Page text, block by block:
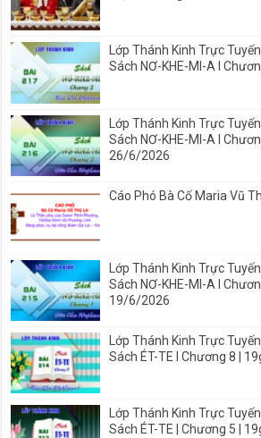
Lớp Thánh Kinh Trực
Sách NƠ-KHE-MI-A I
Lớp Thánh Kinh Trực
Sách NƠ-KHE-MI-A I
26/6/2026
Cáo Phó Bà Cố Maria Vũ
Lớp Thánh Kinh Trực
Sách NƠ-KHE-MI-A I
19/6/2026
Lớp Thánh Kinh Trực
Sách ÉT-TE I Chương 8 |
Lớp Thánh Kinh Trực
Sách ÉT-TE | Chương 5 |